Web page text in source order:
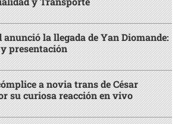
anunció la llegada de Yan Diomande:
presentación
a novia trans de César
su curiosa reacción en vivo